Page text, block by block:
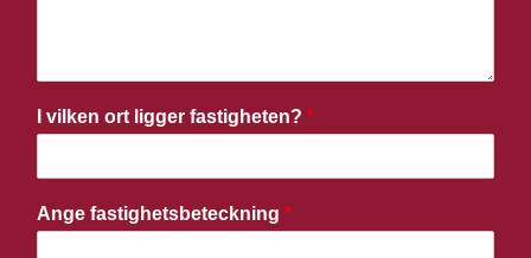
I vilken ort ligger fastigheten? *
Ange fastighetsbeteckning *